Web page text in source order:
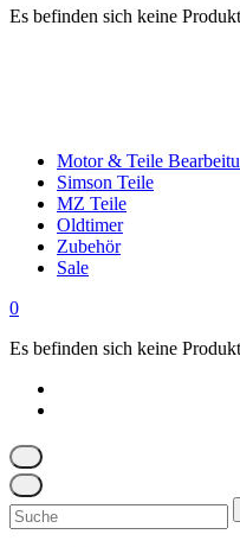
Es befinden sich keine
Motor & Teile
Simson Teile
MZ Teile
Oldtimer
Zubehör
Sale
0
Es befinden sich keine
Suchen
nach: